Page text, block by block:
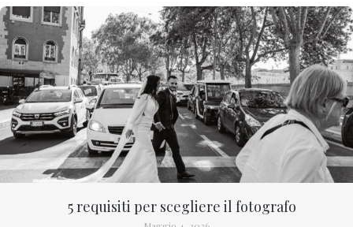
5 requisiti per scegliere il fotografo